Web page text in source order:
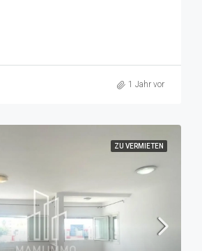
1 Jahr vor
ZU VERMIETEN